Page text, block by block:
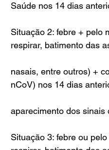
Saúde nos 14 dias
Situação 2: febre + pelo
respirar, batimento das
nasais, entre outros) +
nCoV) nos 14 dias
aparecimento dos sinais
Situação 3: febre ou